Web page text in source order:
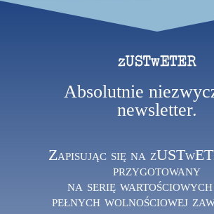
Absolutnie
newsletter.
Zapisując się na
przygotowany
na serię
pełnych wolnościowej